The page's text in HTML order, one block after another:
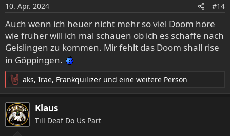
n
e
n
:
10. Apr. 2024 #14
Auch wenn ich heuer nicht mehr so viel Doom höre
wie früher will ich mal schauen ob ich es schaffe nach
Geislingen zu kommen. Mir fehlt das Doom shall rise
in Göppingen.
R
e
a
k
t
aks, Irae, Frankquilizer und eine weitere Person
Klaus
Till Deaf Do Us Part